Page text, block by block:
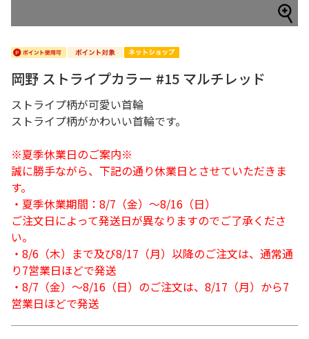
岡野 ストライプカラー #15 マルチレッド
ストライプ柄が可愛い首輪
ストライプ柄がかわいい首輪です。
※夏季休業日のご案内※
誠に勝手ながら、下記の通り休業日とさせていただきま
す。
・夏季休業期間：8/7（金）～8/16（日）
ご注文日によって発送日が異なりますのでご了承くださ
い。
・8/6（木）まで及び8/17（月）以降のご注文は、通常通
り7営業日ほどで発送
・8/7（金）～8/16（日）のご注文は、8/17（月）から7
営業日ほどで発送